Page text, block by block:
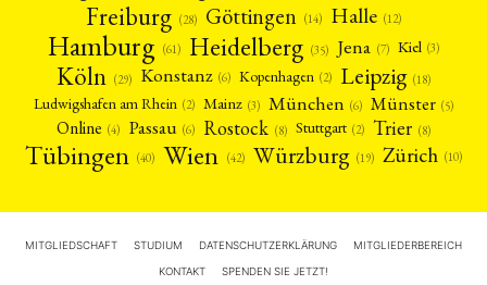
Freiburg (28) Göttingen (14) Halle (12)
Hamburg (61) Heidelberg (35) Jena (7) Kiel (3)
Köln (29) Konstanz (6) Kopenhagen (2) Leipzig (18)
Ludwigshafen am Rhein (2) Mainz (3) München (6) Münster (5)
Online (4) Passau (6) Rostock (8) Stuttgart (2) Trier (8)
Tübingen (40) Wien (42) Würzburg (19) Zürich (10)
MITGLIEDSCHAFT STUDIUM DATENSCHUTZERKLÄRUNG MITGLIEDERBEREICH
KONTAKT SPENDEN SIE JETZT!